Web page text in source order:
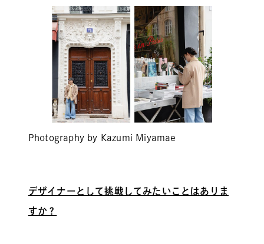
Photography by Kazumi Miyamae
デザイナーとして挑戦してみたいことはありま
すか？